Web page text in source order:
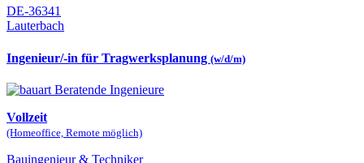
DE-36341
Lauterbach
Ingenieur/-in für Tragwerksplanung (w/d/m)
Vollzeit
(Homeoffice, Remote möglich)
Bauingenieur & Techniker